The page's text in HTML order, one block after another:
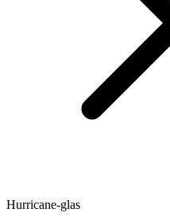
Hurricane-glas